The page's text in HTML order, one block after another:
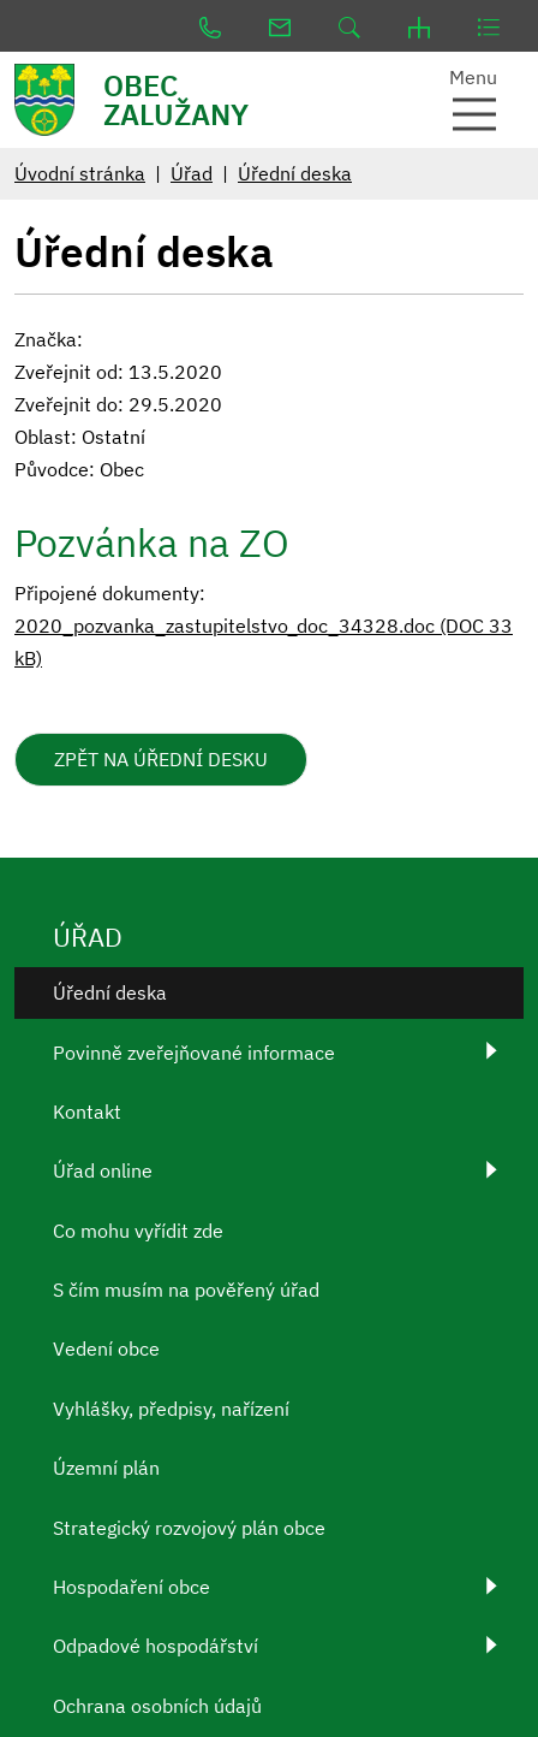
OBEC
ZALUŽANY
Menu
Úvodní stránka Úřad Úřední deska
Úřední deska
Značka:
Zveřejnit od: 13.5.2020
Zveřejnit do: 29.5.2020
Oblast: Ostatní
Původce: Obec
Pozvánka na ZO
Připojené dokumenty:
2020_pozvanka_zastupitelstvo_doc_34328.doc (DOC 33
kB)
ZPĚT NA ÚŘEDNÍ DESKU
ÚŘAD
Úřední deska
Povinně zveřejňované informace
Kontakt
Úřad online
Co mohu vyřídit zde
S čím musím na pověřený úřad
Vedení obce
Vyhlášky, předpisy, nařízení
Územní plán
Strategický rozvojový plán obce
Hospodaření obce
Odpadové hospodářství
Ochrana osobních údajů